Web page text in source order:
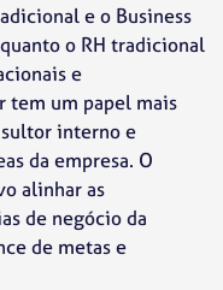
e o Business
o RH tradicional
e
tem um papel mais
interno e
da empresa. O
alinhar as
de negócio da
de metas e